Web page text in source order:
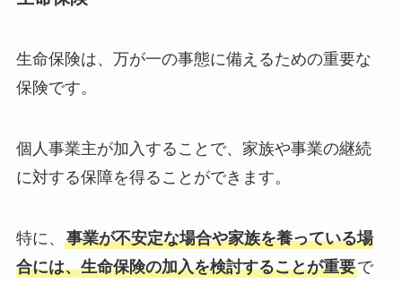
生命保険は、万が一の事態に備えるための重要な
保険です。
個人事業主が加入することで、家族や事業の継続
に対する保障を得ることができます。
特に、 事業が不安定な場合や家族を養っている場
合には、生命保険の加入を検討することが重要で